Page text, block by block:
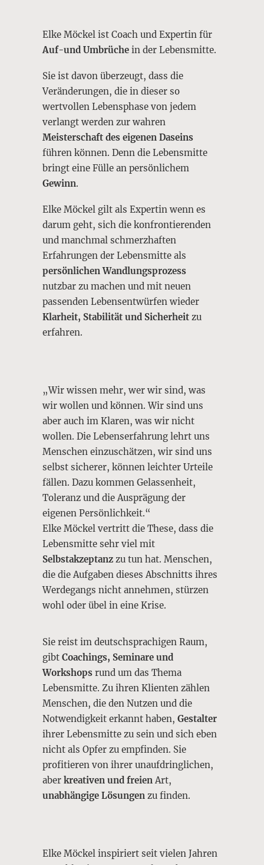
Elke Möckel ist Coach und Expertin für
Auf-und Umbrüche in der Lebensmitte.
Sie ist davon überzeugt, dass die
Veränderungen, die in dieser so
wertvollen Lebensphase von jedem
verlangt werden zur wahren
Meisterschaft des eigenen Daseins
führen können. Denn die Lebensmitte
bringt eine Fülle an persönlichem
Gewinn.
Elke Möckel gilt als Expertin wenn es
darum geht, sich die konfrontierenden
und manchmal schmerzhaften
Erfahrungen der Lebensmitte als
persönlichen Wandlungsprozess
nutzbar zu machen und mit neuen
passenden Lebensentwürfen wieder
Klarheit, Stabilität und Sicherheit zu
erfahren.
„Wir wissen mehr, wer wir sind, was
wir wollen und können. Wir sind uns
aber auch im Klaren, was wir nicht
wollen. Die Lebenserfahrung lehrt uns
Menschen einzuschätzen, wir sind uns
selbst sicherer, können leichter Urteile
fällen. Dazu kommen Gelassenheit,
Toleranz und die Ausprägung der
eigenen Persönlichkeit.“
Elke Möckel vertritt die These, dass die
Lebensmitte sehr viel mit
Selbstakzeptanz zu tun hat. Menschen,
die die Aufgaben dieses Abschnitts ihres
Werdegangs nicht annehmen, stürzen
wohl oder übel in eine Krise.
Sie reist im deutschsprachigen Raum,
gibt Coachings, Seminare und
Workshops rund um das Thema
Lebensmitte. Zu ihren Klienten zählen
Menschen, die den Nutzen und die
Notwendigkeit erkannt haben, Gestalter
ihrer Lebensmitte zu sein und sich eben
nicht als Opfer zu empfinden. Sie
profitieren von ihrer unaufdringlichen,
aber kreativen und freienArt,
unabhängige Lösungen zu finden.
Elke Möckel inspiriert seit vielen Jahren